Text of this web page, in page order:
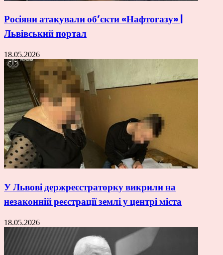
Росіяни атакували об’єкти «Нафтогазу» |
Львівський портал
18.05.2026
У Львові держреєстраторку викрили на
незаконній реєстрації землі у центрі міста
18.05.2026